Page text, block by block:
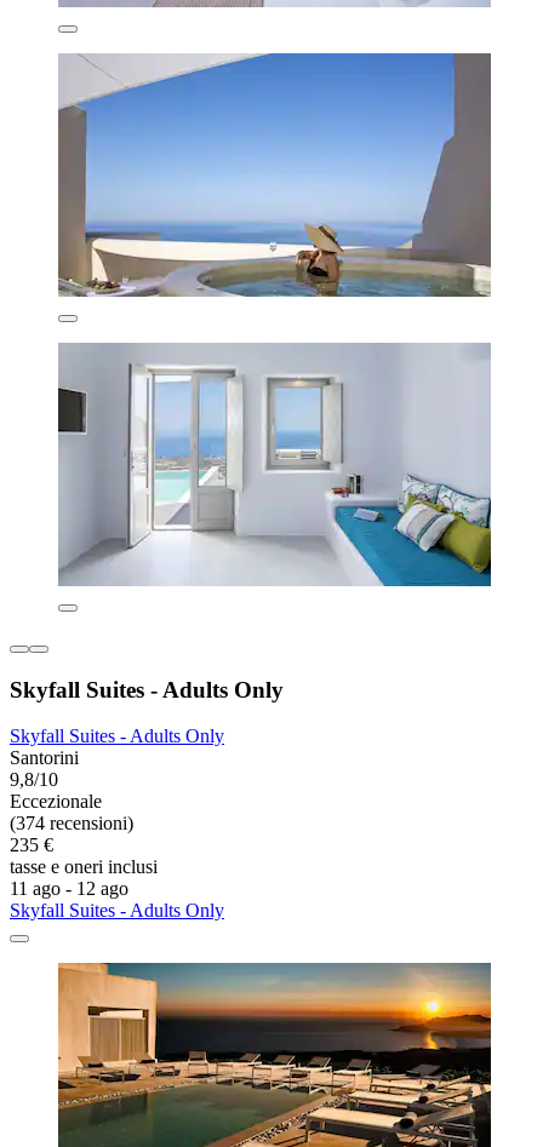
Skyfall Suites - Adults Only
Skyfall Suites - Adults Only
Santorini
9,8/10
Eccezionale
(374 recensioni)
235 €
tasse e oneri inclusi
11 ago - 12 ago
Skyfall Suites - Adults Only